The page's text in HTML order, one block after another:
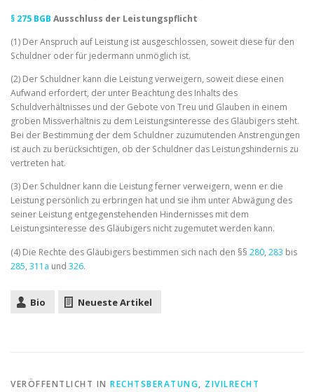
§ 275 BGB Ausschluss der Leistungspflicht
(1) Der Anspruch auf Leistung ist ausgeschlossen, soweit diese für den
Schuldner oder für jedermann unmöglich ist.
(2) Der Schuldner kann die Leistung verweigern, soweit diese einen
Aufwand erfordert, der unter Beachtung des Inhalts des
Schuldverhältnisses und der Gebote von Treu und Glauben in einem
groben Missverhältnis zu dem Leistungsinteresse des Gläubigers steht.
Bei der Bestimmung der dem Schuldner zuzumutenden Anstrengungen
ist auch zu berücksichtigen, ob der Schuldner das Leistungshindernis zu
vertreten hat.
(3) Der Schuldner kann die Leistung ferner verweigern, wenn er die
Leistung persönlich zu erbringen hat und sie ihm unter Abwägung des
seiner Leistung entgegenstehenden Hindernisses mit dem
Leistungsinteresse des Gläubigers nicht zugemutet werden kann.
(4) Die Rechte des Gläubigers bestimmen sich nach den §§ 280, 283 bis
285, 311a und 326.
Bio Neueste Artikel
VERÖFFENTLICHT IN RECHTSBERATUNG, ZIVILRECHT